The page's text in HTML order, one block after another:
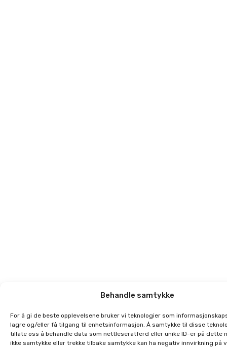
Behandle samtykke
For å gi de beste opplevelsene bruker vi teknologier som
lagre og/eller få tilgang til enhetsinformasjon. Å samtykke til disse
tillate oss å behandle data som nettleseratferd eller unike ID-er på dette
ikke samtykke eller trekke tilbake samtykke kan ha negativ innvirkning på